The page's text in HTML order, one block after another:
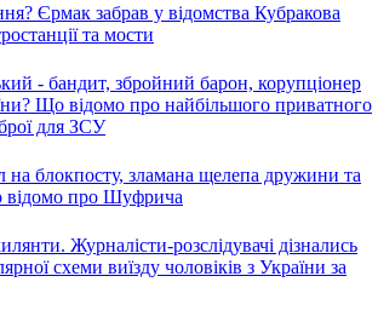
Єрмак забрав у відомства Кубракова
та мости
- бандит, збройний барон, корупціонер
Що відомо про найбільшого приватного
для ЗСУ
на блокпосту, зламана щелепа дружини та
відомо про Шуфрича
Журналісти-розслідувачі дізнались
схеми виїзду чоловіків з України за